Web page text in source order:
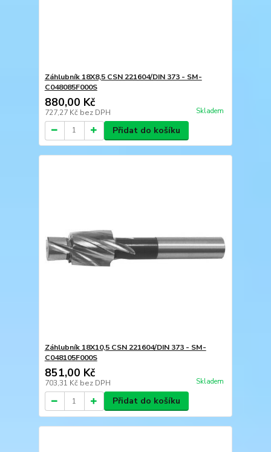
Záhlubník 18X8,5 CSN 221604/DIN 373 - SM-
C048085F000S
880,00 Kč
727,27 Kč bez DPH Skladem
Přidat do košíku
Záhlubník 18X10,5 CSN 221604/DIN 373 - SM-
C048105F000S
851,00 Kč
703,31 Kč bez DPH Skladem
Přidat do košíku